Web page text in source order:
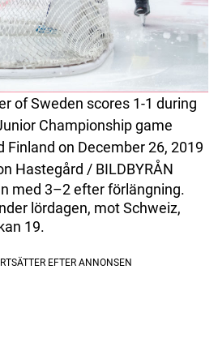
of Sweden scores 1-1 during
Championship game
Finland on December 26, 2019
Hastegård / BILDBYRÅN
med 3–2 efter förlängning.
lördagen, mot Schweiz,
19.